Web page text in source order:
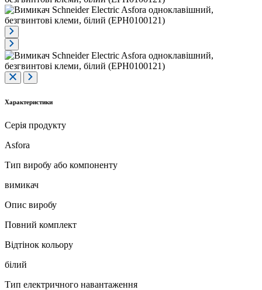
Характеристики
Серія продукту
Asfora
Тип виробу або компоненту
вимикач
Опис виробу
Повний комплект
Відтінок кольору
білий
Тип електричного навантаження